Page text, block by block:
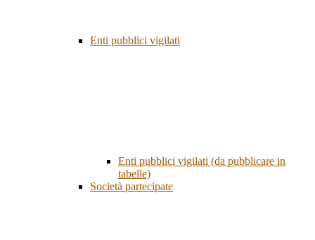
Enti pubblici vigilati
Enti pubblici vigilati (da pubblicare in
tabelle)
Società partecipate